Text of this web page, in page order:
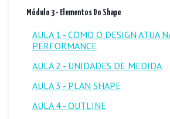
Módulo 3 - Elementos Do Shape
AULA 1 - COMO O DESIGN ATUA
PERFORMANCE
AULA 2 - UNIDADES DE MEDIDA
AULA 3 - PLAN SHAPE
AULA 4 - OUTLINE